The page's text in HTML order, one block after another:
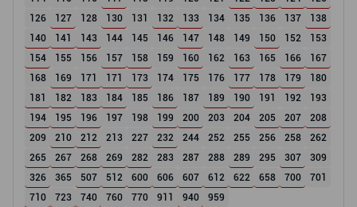
126
127 128 130 131 132 133 134 135 136 137
138
140
141 143 144 145 146 147 148 149 150 152
153
154
155 156 157 158 159 160 162 163 165 166
167
168
169 171 171 173 174 175 176 177 178 179
180
181
182 183 184 185 186 187 189 190 191 192
193
194
195 196 197 198 199 200 203 204 205 207
208
209
210 212 213 227 232 244 252 255 256 258
262
265
267 268 269 282 283 287 288 289 295 307
309
326
365 507 512 600 606 607 612 622 658 700
701
710
723 740 760 770 911 940 959